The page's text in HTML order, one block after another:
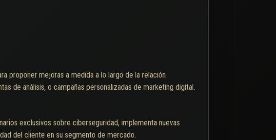
proponer mejoras a medida a lo largo de la relación
de análisis, o campañas personalizadas de marketing digital.
exclusivos sobre ciberseguridad, implementa nuevas
del cliente en su segmento de mercado.